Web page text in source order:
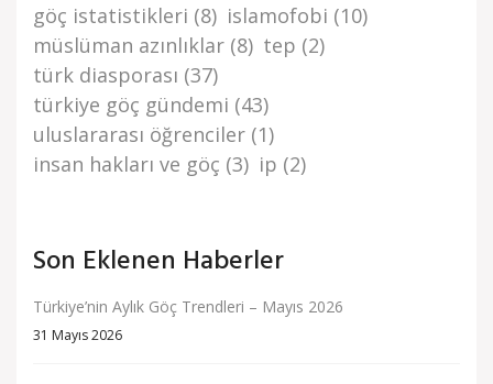
göç i̇stati̇sti̇kleri̇ (8) islamofobi (10)
müslüman azınlıklar (8) tep (2)
türk di̇asporasi (37)
türki̇ye göç gündemi̇ (43)
uluslararası öğrenciler (1)
i̇nsan haklari ve göç (3) i̇p (2)
Son Eklenen Haberler
Türkiye’nin Aylık Göç Trendleri – Mayıs 2026
31 Mayıs 2026